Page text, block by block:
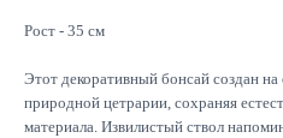
Рост - 35 см
Этот декоративный бонсай создан
природной цетрарии, сохраняя
материала. Извилистый ствол